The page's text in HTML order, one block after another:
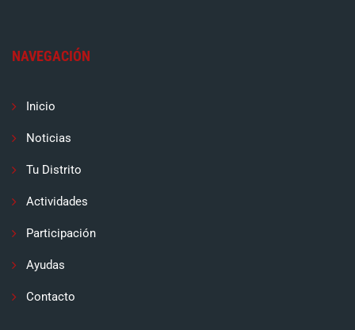
NAVEGACIÓN
Inicio
Noticias
Tu Distrito
Actividades
Participación
Ayudas
Contacto